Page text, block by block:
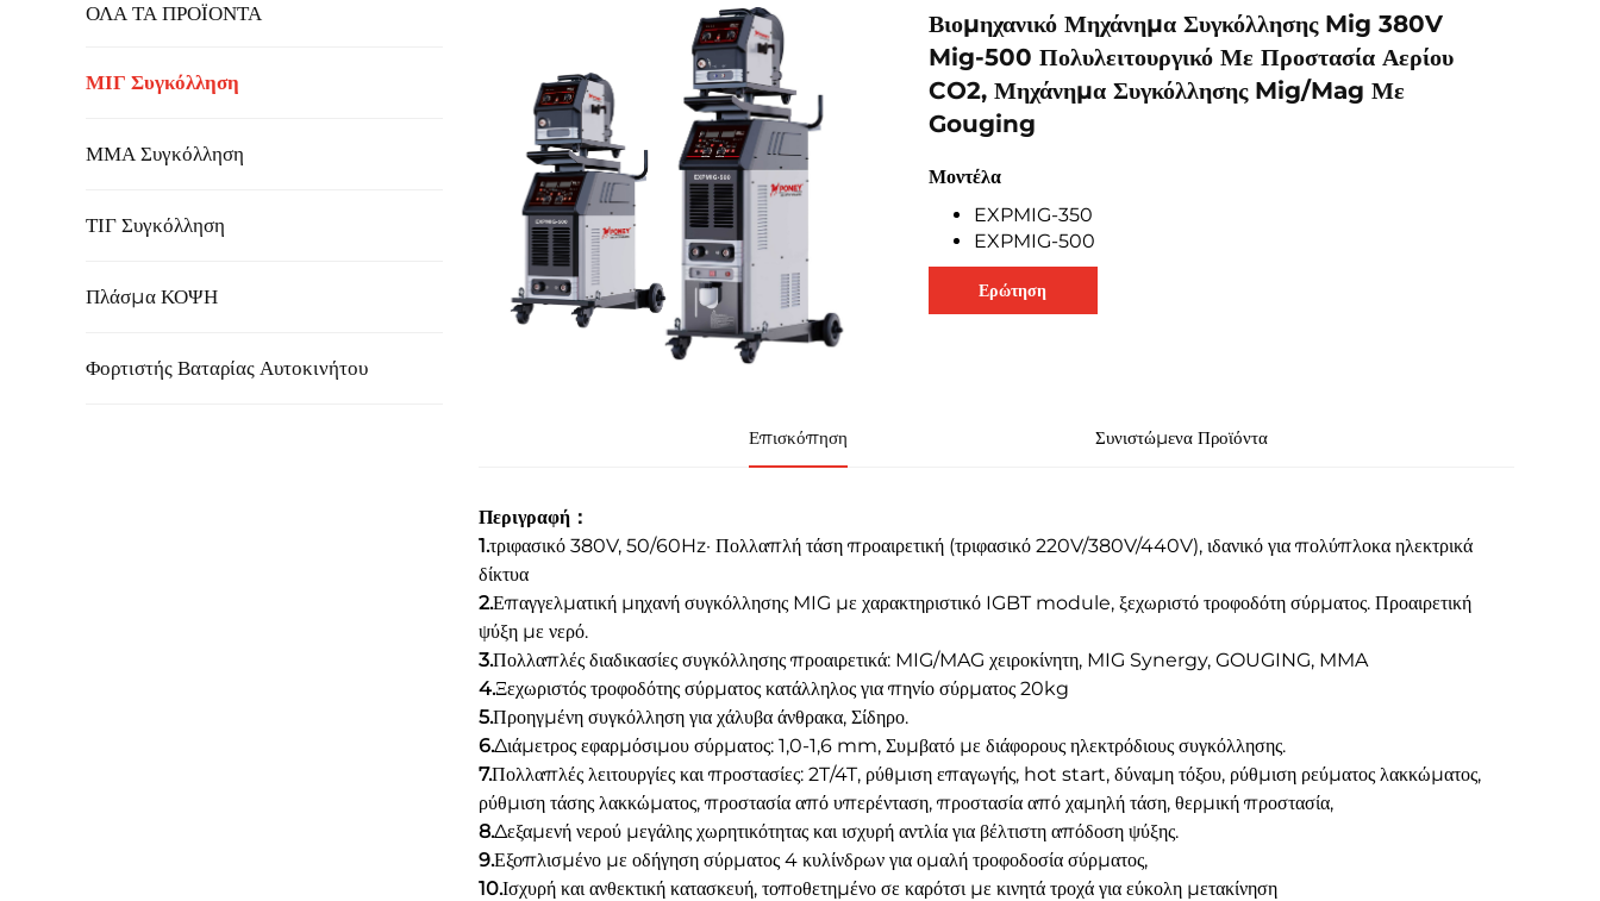
ΟΛΑ ΤΑ ΠΡΟΪΟΝΤΑ
ΜΙΓ Συγκόλληση
ΜΜΑ Συγκόλληση
ΤΙΓ Συγκόλληση
Πλάσμα ΚΟΨΗ
Φορτιστής Βαταρίας Αυτοκινήτου
Βιομηχανικό Μηχάνημα Συγκόλλησης Mig 380V
Mig-500 Πολυλειτουργικό Με Προστασία Αερίου
CO2, Μηχάνημα Συγκόλλησης Mig/Mag Με
Gouging
Μοντέλα
EXPMIG-350
EXPMIG-500
Ερώτηση
Επισκόπηση Συνιστώμενα Προϊόντα
Περιγραφή：
1.τριφασικό 380V, 50/60Hz· Πολλαπλή τάση προαιρετική (τριφασικό 220V/380V/440V), ιδανικό για πολύπλοκα ηλεκτρικά
δίκτυα
2.Επαγγελματική μηχανή συγκόλλησης MIG με χαρακτηριστικό IGBT module, ξεχωριστό τροφοδότη σύρματος. Προαιρετική
ψύξη με νερό.
3.Πολλαπλές διαδικασίες συγκόλλησης προαιρετικά: MIG/MAG χειροκίνητη, MIG Synergy, GOUGING, MMA
4.Ξεχωριστός τροφοδότης σύρματος κατάλληλος για πηνίο σύρματος 20kg
5.Προηγμένη συγκόλληση για χάλυβα άνθρακα, Σίδηρο.
6.Διάμετρος εφαρμόσιμου σύρματος: 1,0-1,6 mm, Συμβατό με διάφορους ηλεκτρόδιους συγκόλλησης.
7.Πολλαπλές λειτουργίες και προστασίες: 2T/4T, ρύθμιση επαγωγής, hot start, δύναμη τόξου, ρύθμιση ρεύματος λακκώματος,
ρύθμιση τάσης λακκώματος, προστασία από υπερένταση, προστασία από χαμηλή τάση, θερμική προστασία,
8.Δεξαμενή νερού μεγάλης χωρητικότητας και ισχυρή αντλία για βέλτιστη απόδοση ψύξης.
9.Εξοπλισμένο με οδήγηση σύρματος 4 κυλίνδρων για ομαλή τροφοδοσία σύρματος,
10.Ισχυρή και ανθεκτική κατασκευή, τοποθετημένο σε καρότσι με κινητά τροχά για εύκολη μετακίνηση